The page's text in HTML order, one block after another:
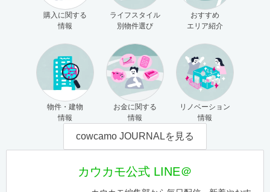
購入に関する
情報
ライフスタイル
別物件選び
おすすめ
エリア紹介
物件・建物
情報
お金に関する
情報
リノベーション
情報
cowcamo JOURNALを見る
カウカモ公式 LINE＠